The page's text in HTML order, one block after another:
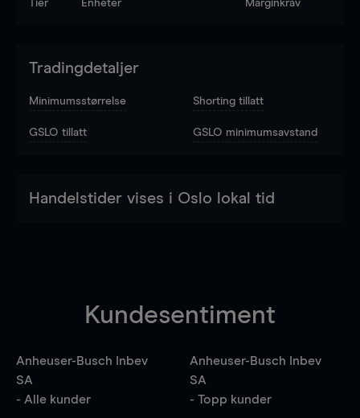
Tier Enheter Marginkrav
Tradingdetaljer
Minimumsstørrelse Shorting tillatt
GSLO tillatt GSLO minimumsavstand
Handelstider vises i Oslo lokal tid
Kundesentiment
Anheuser-Busch Inbev
SA
- Alle kunder
Anheuser-Busch Inbev
SA
- Topp kunder